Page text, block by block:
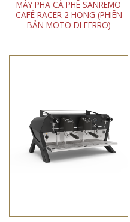
MÁY PHA CÀ PHÊ SANREMO
CAFÉ RACER 2 HỌNG (PHIÊN
BẢN MOTO DI FERRO)